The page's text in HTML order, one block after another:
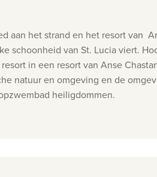
het strand en het resort van
schoonheid van St. Lucia viert.
in een resort van Anse
natuur en omgeving en de
heiligdommen.